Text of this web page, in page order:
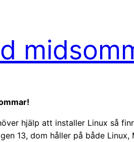
hjälp att installer Linux så
13, dom håller på både